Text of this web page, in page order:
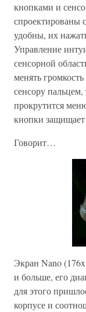
кнопками и
спроектированы
удобны, их
Управление
сенсорной
менять
сенсору пальцем,
прокрутится
кнопки
Говорит…
Экран Nano
и больше, его
для этого
корпусе и